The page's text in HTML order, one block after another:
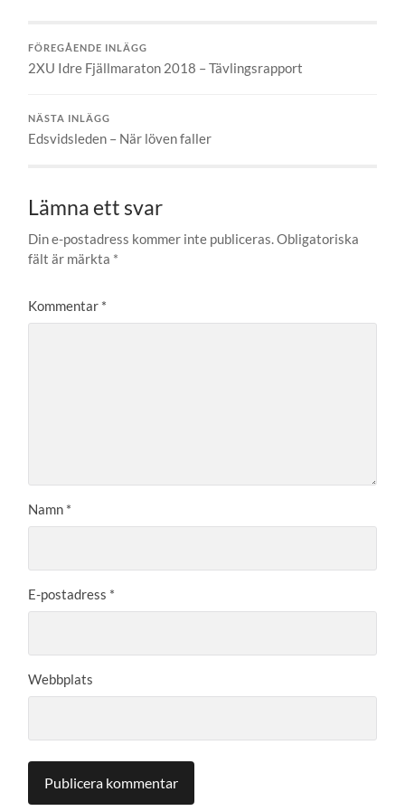
FÖREGÅENDE INLÄGG
2XU Idre Fjällmaraton 2018 – Tävlingsrapport
NÄSTA INLÄGG
Edsvidsleden – När löven faller
Lämna ett svar
Din e-postadress kommer inte publiceras.Obligatoriska
fält är märkta *
Kommentar *
Namn *
E-postadress *
Webbplats